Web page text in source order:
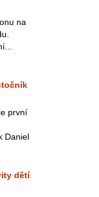
na
první
Daniel
dětí